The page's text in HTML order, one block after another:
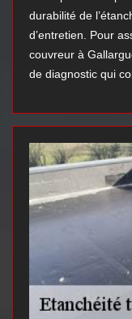
durabilité de
d’entretien. Pour
couvreur à
de diagnostic qui